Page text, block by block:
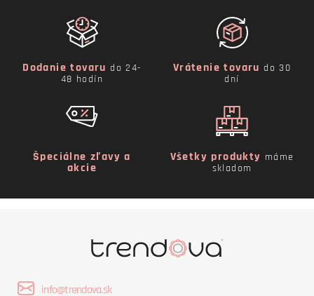
Dodanie tovaru do 24-
48 hodín
Vrátenie tovaru do 30
dní
Špeciálne zľavy a
akcie
Všetky produkty máme
skladom
info@trendova.sk